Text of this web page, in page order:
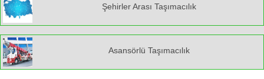
Şehirler Arası Taşımacılık
Asansörlü Taşımacılık